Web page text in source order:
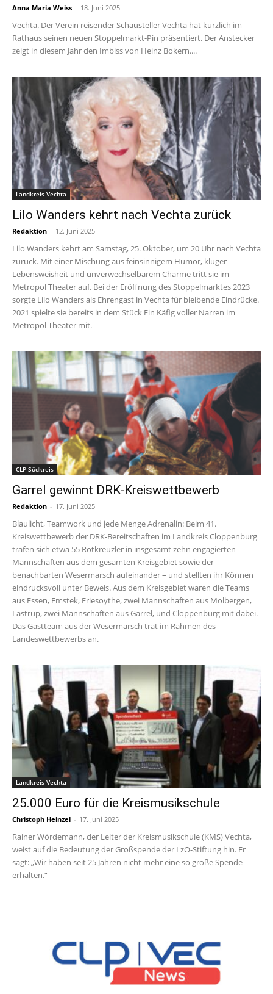
Anna Maria Weiss - 18. Juni 2025
Vechta. Der Verein reisender Schausteller Vechta hat kürzlich im
Rathaus seinen neuen Stoppelmarkt-Pin präsentiert. Der Anstecker
zeigt in diesem Jahr den Imbiss von Heinz Bokern....
Landkreis Vechta
Lilo Wanders kehrt nach Vechta zurück
Redaktion - 12. Juni 2025
Lilo Wanders kehrt am Samstag, 25. Oktober, um 20 Uhr nach Vechta
zurück. Mit einer Mischung aus feinsinnigem Humor, kluger
Lebensweisheit und unverwechselbarem Charme tritt sie im
Metropol Theater auf. Bei der Eröffnung des Stoppelmarktes 2023
sorgte Lilo Wanders als Ehrengast in Vechta für bleibende Eindrücke.
2021 spielte sie bereits in dem Stück Ein Käfig voller Narren im
Metropol Theater mit.
CLP Südkreis
Garrel gewinnt DRK-Kreiswettbewerb
Redaktion - 17. Juni 2025
Blaulicht, Teamwork und jede Menge Adrenalin: Beim 41.
Kreiswettbewerb der DRK-Bereitschaften im Landkreis Cloppenburg
trafen sich etwa 55 Rotkreuzler in insgesamt zehn engagierten
Mannschaften aus dem gesamten Kreisgebiet sowie der
benachbarten Wesermarsch aufeinander – und stellten ihr Können
eindrucksvoll unter Beweis. Aus dem Kreisgebiet waren die Teams
aus Essen, Emstek, Friesoythe, zwei Mannschaften aus Molbergen,
Lastrup, zwei Mannschaften aus Garrel, und Cloppenburg mit dabei.
Das Gastteam aus der Wesermarsch trat im Rahmen des
Landeswettbewerbs an.
Landkreis Vechta
25.000 Euro für die Kreismusikschule
Christoph Heinzel - 17. Juni 2025
Rainer Wördemann, der Leiter der Kreismusikschule (KMS) Vechta,
weist auf die Bedeutung der Großspende der LzO-Stiftung hin. Er
sagt: „Wir haben seit 25 Jahren nicht mehr eine so große Spende
erhalten.“